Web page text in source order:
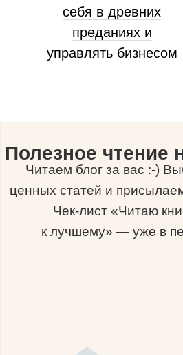
себя в древних
преданиях и
управлять бизнесом
Полезное чтение
Читаем блог за вас :-)
ценных статей и
Чек-лист «Читаю
к лучшему» — уже в